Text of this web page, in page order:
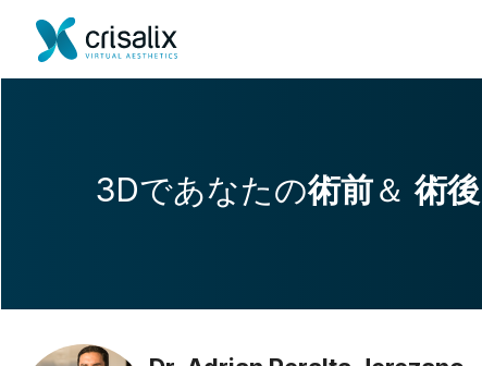
3Dであなたの術前＆術後